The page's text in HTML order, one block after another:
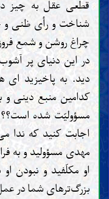
قطعی عقل به چیز
شناخت و رأی ظنی و
چراغ روشن و شمع
در این دنیای پر
دید. به پاخیزید
کدامین منبع دینی
مسؤولیّت شده
اجابت کنید که ندا
مهدی مسؤولید و به
او مکلّفید و نبودن
بزرگ‌ترهای شما در